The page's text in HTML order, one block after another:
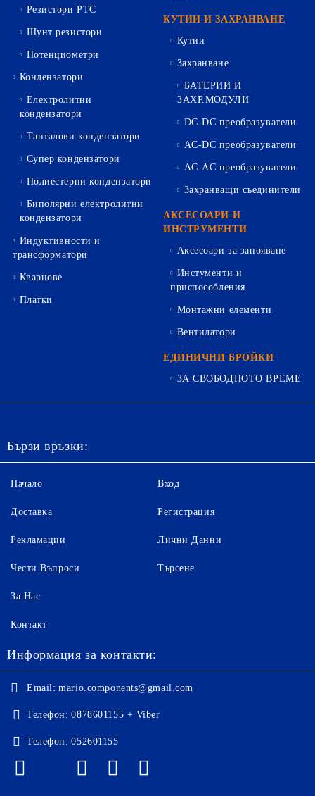
Резистори PTC
Шунт резистори
Потенциометри
Кондензатори
Електролитни
кондензатори
Танталови кондензатори
Супер кондензатори
Полиестерни кондензатори
Биполярни електролитни
кондензатори
Индуктивности и
трансформатори
Кварцове
Платки
КУТИИ И ЗАХРАНВАНЕ
Кутии
Захранване
БАТЕРИИ И
ЗАХР.МОДУЛИ
DC-DC преобразуватели
AC-DC преобразуватели
AC-AC преобразуватели
Захранващи съединители
АКСЕСОАРИ И
ИНСТРУМЕНТИ
Аксесоари за запояване
Инстументи и
приспособления
Монтажни елементи
Вентилатори
ЕДИНИЧНИ БРОЙКИ
ЗА СВОБОДНОТО ВРЕМЕ
Бързи връзки:
Начало
Доставка
Рекламации
Чести Въпроси
Вход
Регистрация
Лични Данни
Търсене
За Нас
Контакт
Информация за контакти:
Email: mario.components@gmail.com
Телефон: 0878601155 + Viber
Телефон: 052601155